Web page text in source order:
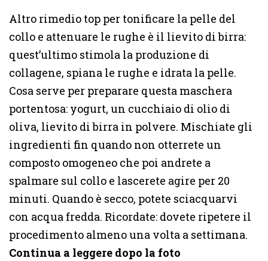
Altro rimedio top per tonificare la pelle del
collo e attenuare le rughe è il lievito di birra:
quest’ultimo stimola la produzione di
collagene, spiana le rughe e idrata la pelle.
Cosa serve per preparare questa maschera
portentosa: yogurt, un cucchiaio di olio di
oliva, lievito di birra in polvere. Mischiate gli
ingredienti fin quando non otterrete un
composto omogeneo che poi andrete a
spalmare sul collo e lascerete agire per 20
minuti. Quando è secco, potete sciacquarvi
con acqua fredda. Ricordate: dovete ripetere il
procedimento almeno una volta a settimana.
Continua a leggere dopo la foto